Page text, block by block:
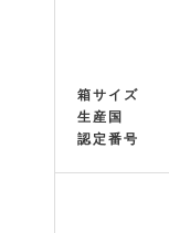
箱サイズ
生産国
認定番号